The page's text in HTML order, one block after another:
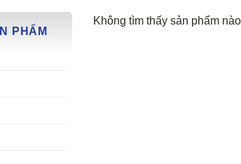
PHẨM
Không tìm thấy sản phẩm